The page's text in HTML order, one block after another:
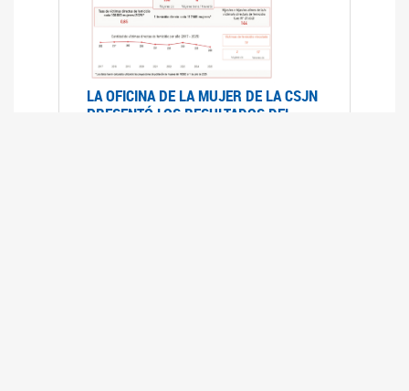
LA OFICINA DE LA MUJER DE LA CSJN
PRESENTÓ LOS RESULTADOS DEL